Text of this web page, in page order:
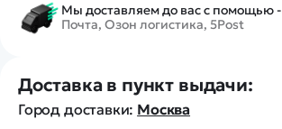
Мы доставляем до вас с помощью -
Почта, Озон логистика, 5Post
Доставка в пункт выдачи:
Город доставки: Москва